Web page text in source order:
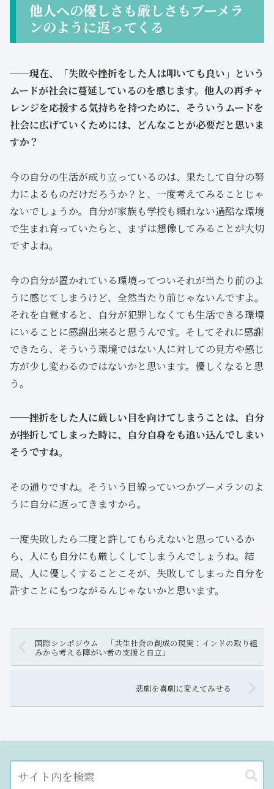
他人への優しさも厳しさもブーメラ
ンのように返ってくる
──現在、「失敗や挫折をした人は叩いても良い」という
ムードが社会に蔓延しているのを感じます。他人の再チャ
レンジを応援する気持ちを持つために、そういうムードを
社会に広げていくためには、どんなことが必要だと思いま
すか？
今の自分の生活が成り立っているのは、果たして自分の努
力によるものだけだろうか？と、一度考えてみることじゃ
ないでしょうか。自分が家族も学校も頼れない過酷な環境
で生まれ育っていたらと、まずは想像してみることが大切
ですよね。
今の自分が置かれている環境ってついそれが当たり前のよ
うに感じてしまうけど、全然当たり前じゃないんですよ。
それを自覚すると、自分が犯罪しなくても生活できる環境
にいることに感謝出来ると思うんです。そしてそれに感謝
できたら、そういう環境ではない人に対しての見方や感じ
方が少し変わるのではないかと思います。優しくなると思
う。
──挫折をした人に厳しい目を向けてしまうことは、自分
が挫折してしまった時に、自分自身をも追い込んでしまい
そうですね。
その通りですね。そういう目線っていつかブーメランのよ
うに自分に返ってきますから。
一度失敗したら二度と許してもらえないと思っているか
ら、人にも自分にも厳しくしてしまうんでしょうね。結
局、人に優しくすることこそが、失敗してしまった自分を
許すことにもつながるんじゃないかと思います。
国際シンポジウム 「共生社会の創成の現実：インドの取り組
みから考える障がい者の支援と自立」
悲劇を喜劇に変えてみせる